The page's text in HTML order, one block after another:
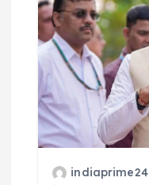
indiaprime24